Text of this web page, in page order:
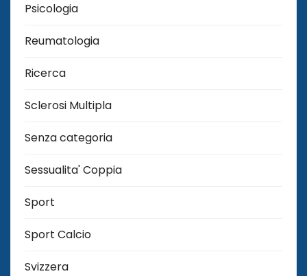
Psicologia
Reumatologia
Ricerca
Sclerosi Multipla
Senza categoria
Sessualita' Coppia
Sport
Sport Calcio
Svizzera